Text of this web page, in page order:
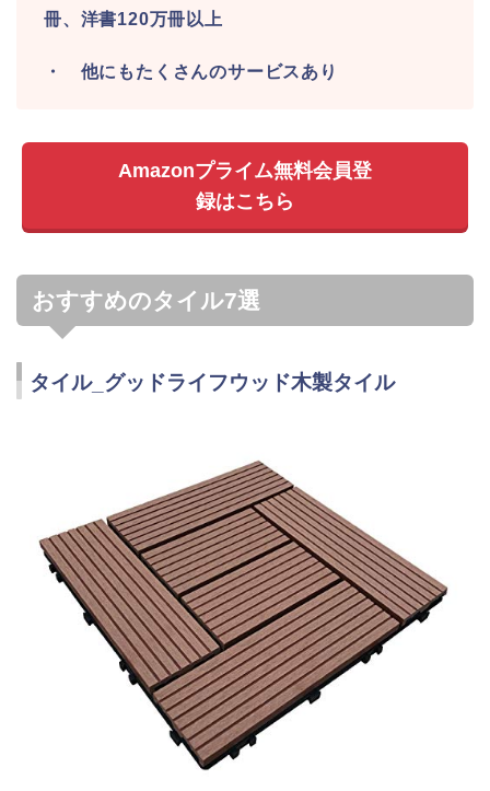
冊、洋書120万冊以上
・ 他にもたくさんのサービスあり
Amazonプライム無料会員登
録はこちら
おすすめのタイル7選
タイル_グッドライフウッド木製タイル